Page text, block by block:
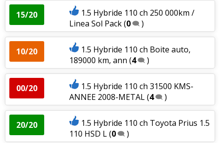
15/20
1.5 Hybride 110 ch 250 000km /
Linea Sol Pack(0 )
10/20
1.5 Hybride 110 ch Boite auto,
189000 km, ann (4 )
00/20
1.5 Hybride 110 ch 31500 KMS-
ANNEE 2008-METAL(4 )
20/20
1.5 Hybride 110 ch Toyota Prius 1.5
110 HSD L(0 )